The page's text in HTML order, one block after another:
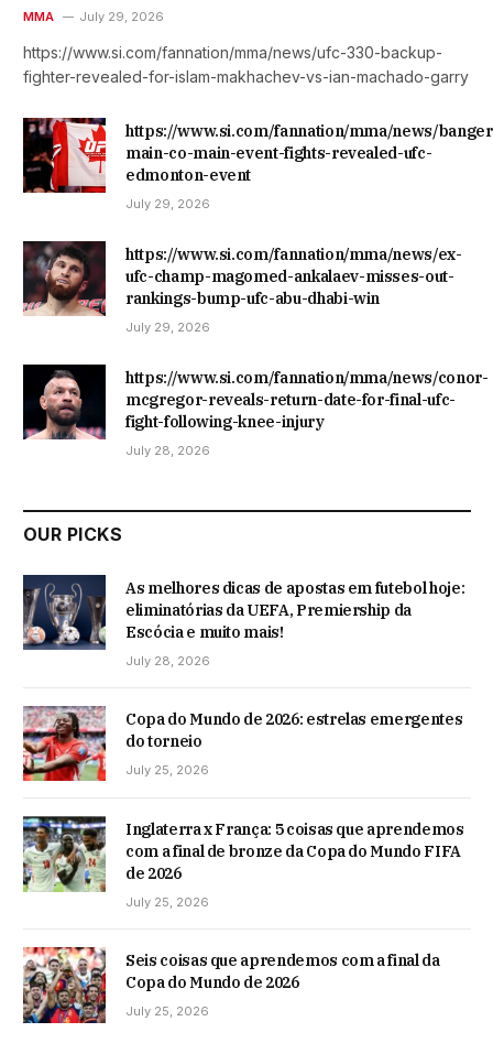
MMA July 29, 2026
https://www.si.com/fannation/mma/news/ufc-330-backup-
fighter-revealed-for-islam-makhachev-vs-ian-machado-garry
https://www.si.com/fannation/mma/news/
main-co-main-event-fights-revealed-ufc-
edmonton-event
July 29, 2026
https://www.si.com/fannation/mma/news/ex-
ufc-champ-magomed-ankalaev-misses-out-
rankings-bump-ufc-abu-dhabi-win
July 29, 2026
https://www.si.com/fannation/mma/news/conor-
mcgregor-reveals-return-date-for-final-ufc-
fight-following-knee-injury
July 28, 2026
OUR PICKS
As melhores dicas de apostas em futebol hoje:
eliminatórias da UEFA, Premiership da
Escócia e muito mais!
July 28, 2026
Copa do Mundo de 2026: estrelas emergentes
do torneio
July 25, 2026
Inglaterra x França: 5 coisas que aprendemos
com a final de bronze da Copa do Mundo FIFA
de 2026
July 25, 2026
Seis coisas que aprendemos com a final da
Copa do Mundo de 2026
July 25, 2026